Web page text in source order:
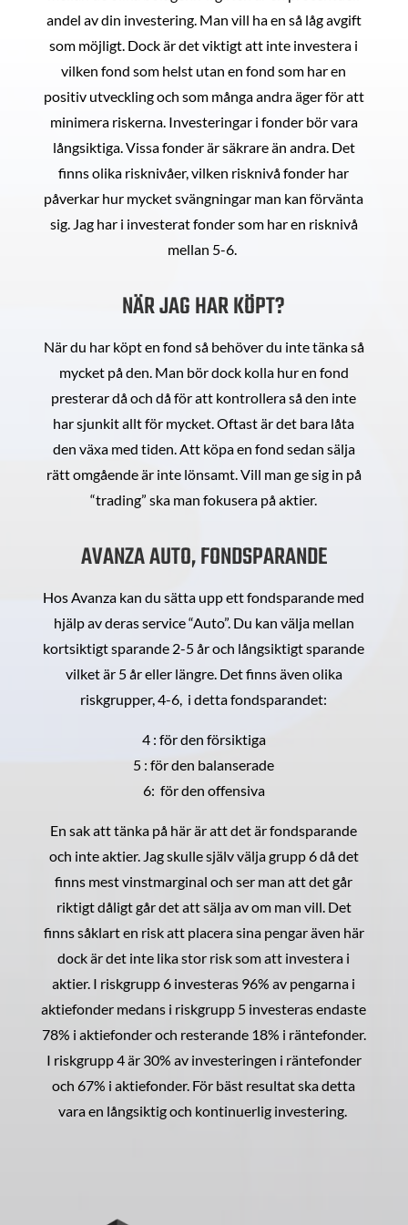
andel av din investering. Man vill ha en så låg avgift
som möjligt. Dock är det viktigt att inte investera i
vilken fond som helst utan en fond som har en
positiv utveckling och som många andra äger för att
minimera riskerna. Investeringar i fonder bör vara
långsiktiga. Vissa fonder är säkrare än andra. Det
finns olika risknivåer, vilken risknivå fonder har
påverkar hur mycket svängningar man kan förvänta
sig. Jag har i investerat fonder som har en risknivå
mellan 5-6.
NÄR JAG HAR KÖPT?
När du har köpt en fond så behöver du inte tänka så
mycket på den. Man bör dock kolla hur en fond
presterar då och då för att kontrollera så den inte
har sjunkit allt för mycket. Oftast är det bara låta
den växa med tiden. Att köpa en fond sedan sälja
rätt omgående är inte lönsamt. Vill man ge sig in på
“trading” ska man fokusera på aktier.
AVANZA AUTO, FONDSPARANDE
Hos Avanza kan du sätta upp ett fondsparande med
hjälp av deras service “Auto”. Du kan välja mellan
kortsiktigt sparande 2-5 år och långsiktigt sparande
vilket är 5 år eller längre. Det finns även olika
riskgrupper, 4-6, i detta fondsparandet:
4 : för den försiktiga
5 : för den balanserade
6: för den offensiva
En sak att tänka på här är att det är fondsparande
och inte aktier. Jag skulle själv välja grupp 6 då det
finns mest vinstmarginal och ser man att det går
riktigt dåligt går det att sälja av om man vill. Det
finns såklart en risk att placera sina pengar även här
dock är det inte lika stor risk som att investera i
aktier. I riskgrupp 6 investeras 96% av pengarna i
aktiefonder medans i riskgrupp 5 investeras endaste
78% i aktiefonder och resterande 18% i räntefonder.
I riskgrupp 4 är 30% av investeringen i räntefonder
och 67% i aktiefonder. För bäst resultat ska detta
vara en långsiktig och kontinuerlig investering.